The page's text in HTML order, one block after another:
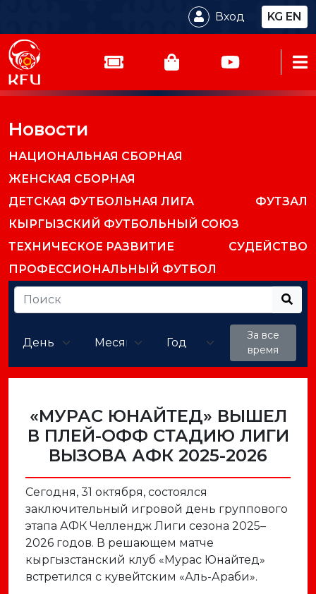
Вход KG EN
Новости
НАЦИОНАЛЬНАЯ СБОРНАЯ
ЖЕНСКАЯ СБОРНАЯ
ДЕТСКАЯ ФУТБОЛЬНАЯ ЛИГА
ФУТЗАЛ
КЫРГЫЗСКИЙ ФУТБОЛЬНЫЙ СОЮЗ
ТЕХНИЧЕСКОЕ РАЗВИТИЕ
СУДЕЙСТВО
ПРОФЕССИОНАЛЬНЫЙ ФУТБОЛ
За все
время
«МУРАС ЮНАЙТЕД» ВЫШЕЛ
В ПЛЕЙ-ОФФ СТАДИЮ ЛИГИ
ВЫЗОВА АФК 2025-2026
Сегодня, 31 октября, состоялся
заключительный игровой день группового
этапа АФК Челлендж Лиги сезона 2025–
2026 годов. В решающем матче
кыргызстанский клуб «Мурас Юнайтед»
встретился с кувейтским «Аль-Араби».